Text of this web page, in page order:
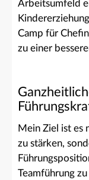
Arbeitsumfeld
Camp für
zu einer
Mein Ziel ist es
zu stärken,
Teamführung